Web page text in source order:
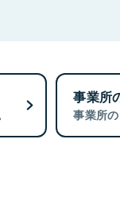
事業所
事業所